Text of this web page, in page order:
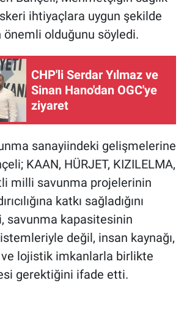
ihtiyaçlara uygun şekilde
önemli olduğunu söyledi.
CHP'li Serdar Yılmaz ve
Sinan Hano'dan OGC'ye
ziyaret
sanayiindeki gelişmelerine
KAAN, HÜRJET, KIZILELMA,
milli savunma projelerinin
katkı sağladığını
savunma kapasitesinin
değil, insan kaynağı,
ve lojistik imkanlarla birlikte
gerektiğini ifade etti.